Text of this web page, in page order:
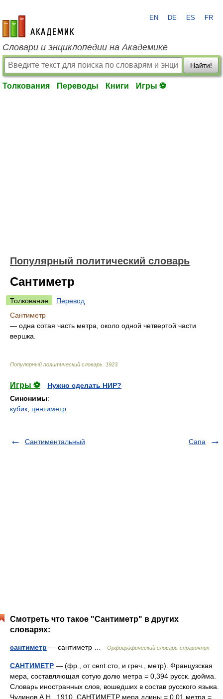
academic.ru
EN DE ES FR
Словари и энциклопедии на Академике
Найти!
Толкования Переводы Книги Игры ⚽
Популярный политический словарь
Сантиметр
Толкование
Перевод
Сантиметр
— одна сотая часть метра, около одной четвертой части
вершка.
Популярный политический словарь 1923
Игры ⚽
Нужно сделать НИР?
Синонимы:
кубик центиметр
Сантиментальный Сапа
Смотреть что такое "Сантиметр" в других
словарях:
сантиметр — сантиметр … Орфографический словарь-справочник
САНТИМЕТР — (фр., от cent сто, и греч., метр). Французская
мера, составляющая сотую долю метра = 0,394 русск. дюйма.
Словарь иностранных слов, вошедших в состав русского языка.
Чудинов А.Н., 1910. САНТИМЕТР мера длины = 0,01 метра =